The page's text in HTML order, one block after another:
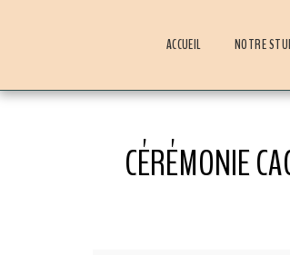
ACCUEIL NOTRE
CÉRÉMONIE